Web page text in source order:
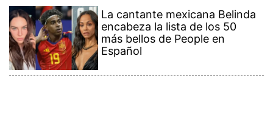
La cantante mexicana Belinda
encabeza la lista de los 50
más bellos de People en
Español